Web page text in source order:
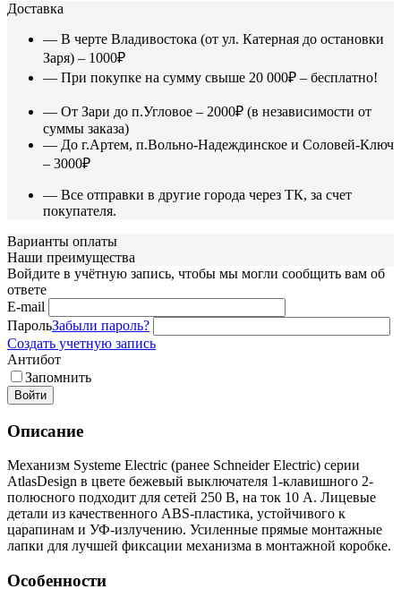
Доставка
— В черте Владивостока (от ул. Катерная до остановки
Заря) – 1000₽
— При покупке на сумму свыше 20 000₽ – бесплатно!
— От Зари до п.Угловое – 2000₽ (в независимости от
суммы заказа)
— До г.Артем, п.Вольно-Надеждинское и Соловей-Ключ
– 3000₽
— Все отправки в другие города через ТК, за счет
покупателя.
Варианты оплаты
Наши преимущества
Войдите в учётную запись, чтобы мы могли сообщить вам об
ответе
E-mail
ПарольЗабыли пароль?
Создать учетную запись
Антибот
Запомнить
Войти
Описание
Механизм Systeme Electric (ранее Schneider Electric) серии
AtlasDesign в цвете бежевый выключателя 1-клавишного 2-
полюсного подходит для сетей 250 В, на ток 10 А. Лицевые
детали из качественного ABS-пластика, устойчивого к
царапинам и УФ-излучению. Усиленные прямые монтажные
лапки для лучшей фиксации механизма в монтажной коробке.
Особенности